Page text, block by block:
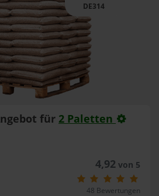
DE314
für 2 Paletten
4,92von 5
48 Bewertungen